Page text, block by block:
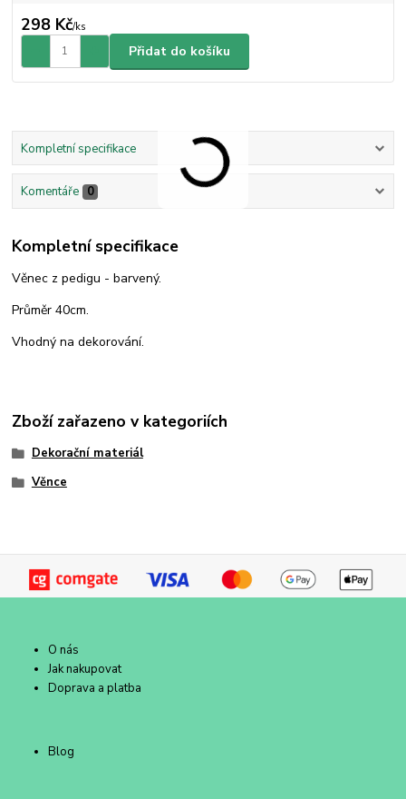
298 Kč/ks
Přidat do košíku
Kompletní specifikace
Komentáře 0
Kompletní specifikace
Věnec z pedigu - barvený.
Průměr 40cm.
Vhodný na dekorování.
Zboží zařazeno v kategoriích
Dekorační materiál
Věnce
O nás
Jak nakupovat
Doprava a platba
Blog